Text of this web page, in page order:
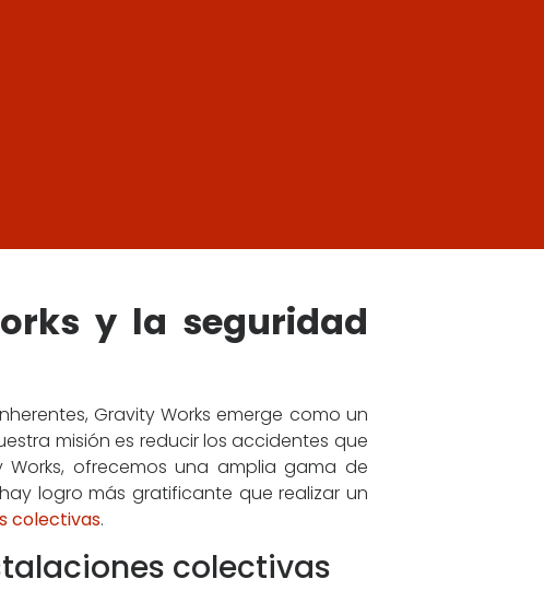
y la seguridad
Gravity Works emerge como un
misión es reducir los accidentes que
ofrecemos una amplia gama de
logro más gratificante que realizar un
colectivas.
colectivas